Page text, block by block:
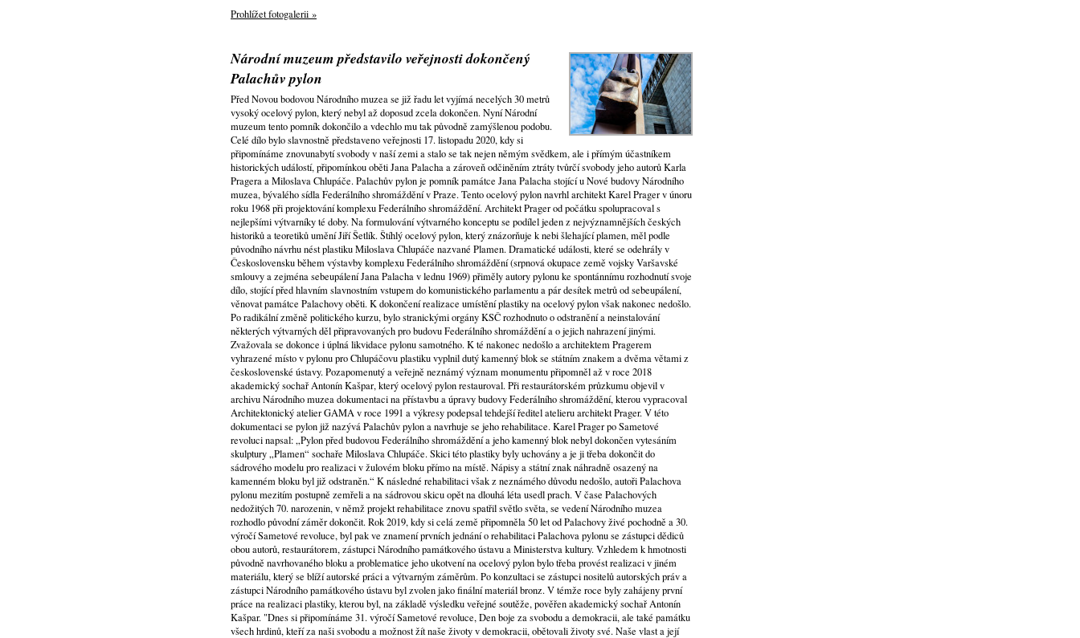
Prohlížet fotogalerii »
Národní muzeum představilo veřejnosti dokončený
Palachův pylon
Před Novou bodovou Národního muzea se již řadu let vyjímá necelých 30 metrů
vysoký ocelový pylon, který nebyl až doposud zcela dokončen. Nyní Národní
muzeum tento pomník dokončilo a vdechlo mu tak původně zamýšlenou podobu.
Celé dílo bylo slavnostně představeno veřejnosti 17. listopadu 2020, kdy si
připomínáme znovunabytí svobody v naší zemi a stalo se tak nejen němým svědkem, ale i přímým účastníkem
historických událostí, připomínkou oběti Jana Palacha a zároveň odčiněním ztráty tvůrčí svobody jeho autorů Karla
Pragera a Miloslava Chlupáče. Palachův pylon je pomník památce Jana Palacha stojící u Nové budovy Národního
muzea, bývalého sídla Federálního shromáždění v Praze. Tento ocelový pylon navrhl architekt Karel Prager v únoru
roku 1968 při projektování komplexu Federálního shromáždění. Architekt Prager od počátku spolupracoval s
nejlepšími výtvarníky té doby. Na formulování výtvarného konceptu se podílel jeden z nejvýznamnějších českých
historiků a teoretiků umění Jiří Šetlík. Štíhlý ocelový pylon, který znázorňuje k nebi šlehající plamen, měl podle
původního návrhu nést plastiku Miloslava Chlupáče nazvané Plamen. Dramatické události, které se odehrály v
Československu během výstavby komplexu Federálního shromáždění (srpnová okupace země vojsky Varšavské
smlouvy a zejména sebeupálení Jana Palacha v lednu 1969) přiměly autory pylonu ke spontánnímu rozhodnutí svoje
dílo, stojící před hlavním slavnostním vstupem do komunistického parlamentu a pár desítek metrů od sebeupálení,
věnovat památce Palachovy oběti. K dokončení realizace umístění plastiky na ocelový pylon však nakonec nedošlo.
Po radikální změně politického kurzu, bylo stranickými orgány KSČ rozhodnuto o odstranění a neinstalování
některých výtvarných děl připravovaných pro budovu Federálního shromáždění a o jejich nahrazení jinými.
Zvažovala se dokonce i úplná likvidace pylonu samotného. K té nakonec nedošlo a architektem Pragerem
vyhrazené místo v pylonu pro Chlupáčovu plastiku vyplnil dutý kamenný blok se státním znakem a dvěma větami z
československé ústavy. Pozapomenutý a veřejně neznámý význam monumentu připomněl až v roce 2018
akademický sochař Antonín Kašpar, který ocelový pylon restauroval. Při restaurátorském průzkumu objevil v
archivu Národního muzea dokumentaci na přístavbu a úpravy budovy Federálního shromáždění, kterou vypracoval
Architektonický atelier GAMA v roce 1991 a výkresy podepsal tehdejší ředitel atelieru architekt Prager. V této
dokumentaci se pylon již nazývá Palachův pylon a navrhuje se jeho rehabilitace. Karel Prager po Sametové
revoluci napsal: „Pylon před budovou Federálního shromáždění a jeho kamenný blok nebyl dokončen vytesáním
skulptury „Plamen“ sochaře Miloslava Chlupáče. Skici této plastiky byly uchovány a je ji třeba dokončit do
sádrového modelu pro realizaci v žulovém bloku přímo na místě. Nápisy a státní znak náhradně osazený na
kamenném bloku byl již odstraněn.“ K následné rehabilitaci však z neznámého důvodu nedošlo, autoři Palachova
pylonu mezitím postupně zemřeli a na sádrovou skicu opět na dlouhá léta usedl prach. V čase Palachových
nedožitých 70. narozenin, v němž projekt rehabilitace znovu spatřil světlo světa, se vedení Národního muzea
rozhodlo původní záměr dokončit. Rok 2019, kdy si celá země připomněla 50 let od Palachovy živé pochodně a 30.
výročí Sametové revoluce, byl pak ve znamení prvních jednání o rehabilitaci Palachova pylonu se zástupci dědiců
obou autorů, restaurátorem, zástupci Národního památkového ústavu a Ministerstva kultury. Vzhledem k hmotnosti
původně navrhovaného bloku a problematice jeho ukotvení na ocelový pylon bylo třeba provést realizaci v jiném
materiálu, který se blíží autorské práci a výtvarným záměrům. Po konzultaci se zástupci nositelů autorských práv a
zástupci Národního památkového ústavu byl zvolen jako finální materiál bronz. V témže roce byly zahájeny první
práce na realizaci plastiky, kterou byl, na základě výsledku veřejné soutěže, pověřen akademický sochař Antonín
Kašpar. "Dnes si připomínáme 31. výročí Sametové revoluce, Den boje za svobodu a demokracii, ale také památku
všech hrdinů, kteří za naši svobodu a možnost žít naše životy v demokracii, obětovali životy své. Naše vlast a její